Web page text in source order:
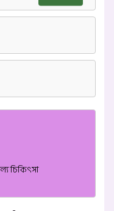
চিকিৎসা